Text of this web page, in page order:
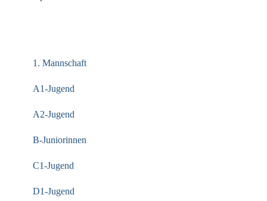
1. Mannschaft
A1-Jugend
A2-Jugend
B-Juniorinnen
C1-Jugend
D1-Jugend